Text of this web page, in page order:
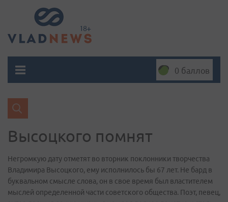
0 баллов
Высоцкого помнят
Негромкую дату отметят во вторник поклонники творчества
Владимира Высоцкого, ему исполнилось бы 67 лет. Не бард в
буквальном смысле слова, он в свое время был властителем
мыслей определенной части советского общества. Поэт, певец,